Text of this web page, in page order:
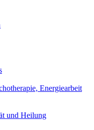
Energiearbeit
und Heilung